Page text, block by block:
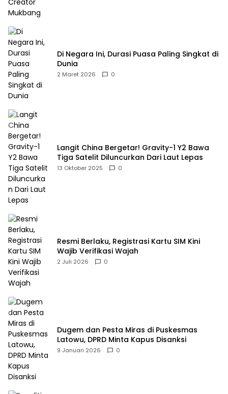
Di Negara Ini, Durasi Puasa Paling Singkat di
Dunia
2 Maret 2026 0
Langit China Bergetar! Gravity-1 Y2 Bawa
Tiga Satelit Diluncurkan Dari Laut Lepas
13 Oktober 2025 0
Resmi Berlaku, Registrasi Kartu SIM Kini
Wajib Verifikasi Wajah
2 Juli 2026 0
Dugem dan Pesta Miras di Puskesmas
Latowu, DPRD Minta Kapus Disanksi
9 Januari 2026 0